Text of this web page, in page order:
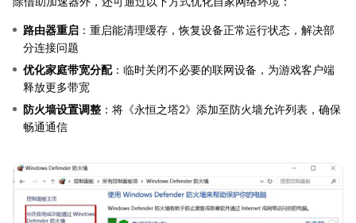
路由器重启 ：重启能清理缓存，恢复设备正常运行状态，解决部
分连接问题
优化家庭带宽分配：临时关闭不必要的联网设备，为游戏客户端
释放更多带宽
防火墙设置调整 ：将《永恒之塔2》添加至防火墙允许列表，确保
畅通通信